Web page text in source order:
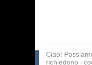
Ciao!
richiedono i